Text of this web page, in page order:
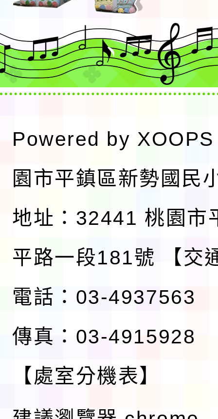
Powered by XOOPS
園市平鎮區新勢國民
地址：32441 桃園市
平路一段181號
【交
電話：03-4937563
傳真：03-4915928
【處室分機表】